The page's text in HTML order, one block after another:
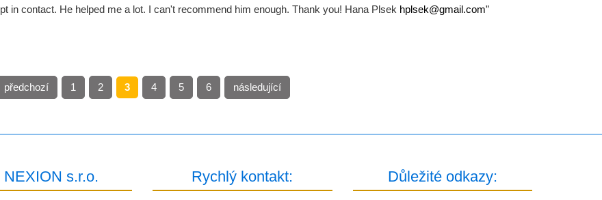
in contact. He helped me a lot. I can't recommend him enough. Thank you! Hana Plsek hplsek@gmail.com”
předchozí 1 2 3 4 5 6 následující
NEXION s.r.o. Rychlý kontakt: Důležité odkazy: